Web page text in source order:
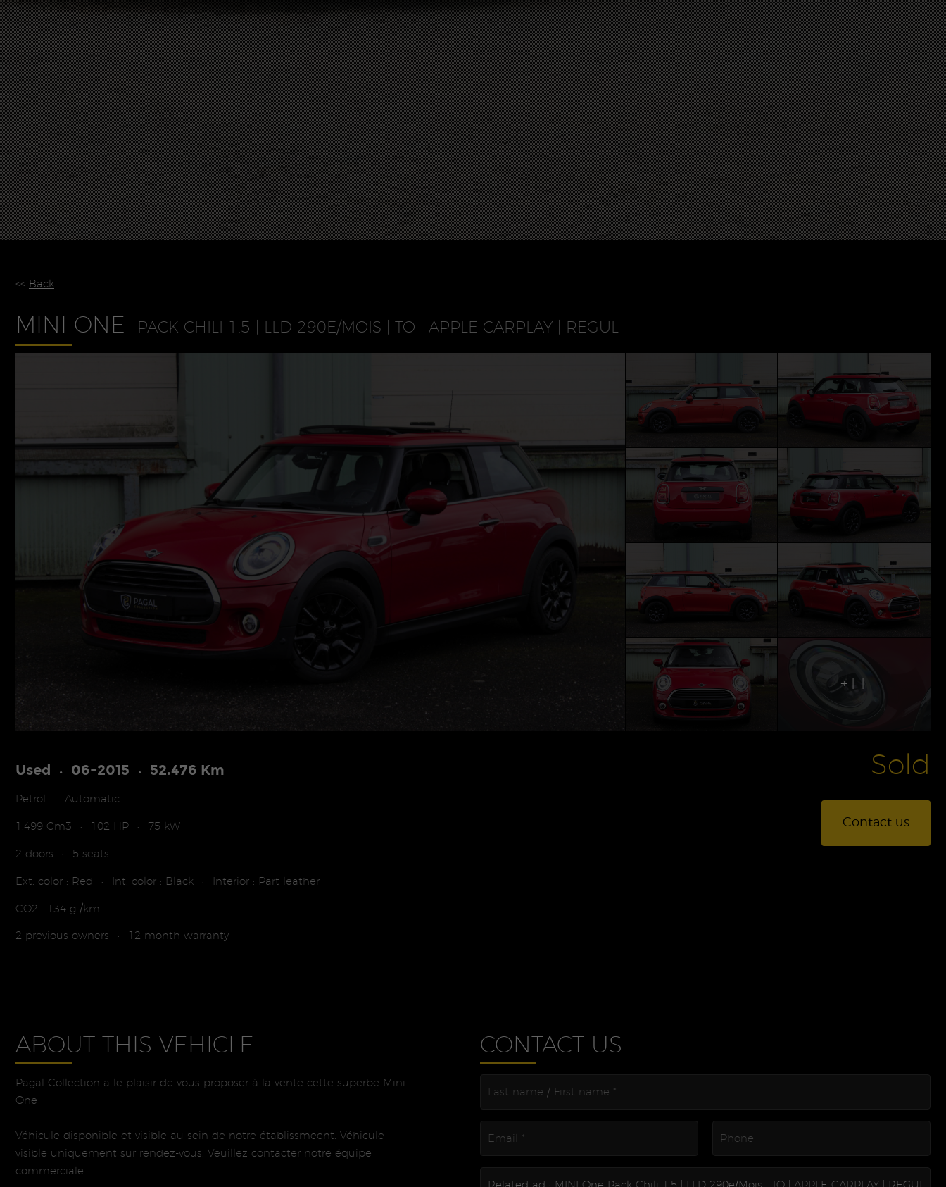
<< Back
MINI ONE PACK CHILI 1.5 | LLD 290E/MOIS | TO | APPLE CARPLAY | REGUL
+11
Used • 06-2015 • 52.476 Km
Petrol • Automatic
1.499 Cm3 • 102 HP • 75 kW
2 doors • 5 seats
Ext. color : Red • Int. color : Black • Interior : Part leather
CO2 : 134 g /km
2 previous owners • 12 month warranty
Sold
Contact us
ABOUT THIS VEHICLE
Pagal Collection a le plaisir de vous proposer à la vente cette superbe Mini
One !
Véhicule disponible et visible au sein de notre établissmeent. Véhicule
visible uniquement sur rendez-vous. Veuillez contacter notre équipe
commerciale.
CONTACT US